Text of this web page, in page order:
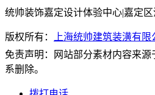
统帅装饰嘉定设计体验中心|嘉定区
版权所有： 上海统帅建筑装潢有限
免责声明：网站部分素材内容来
系删除。